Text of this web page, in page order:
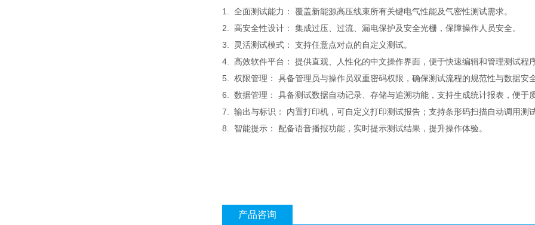
1. 全面测试能力： 覆盖新能源高压线束所有关键电气性能及气密性测试需求。
2. 高安全性设计： 集成过压、过流、漏电保护及安全光栅，保障操作人员安全。
3. 灵活测试模式： 支持任意点对点的自定义测试。
4. 高效软件平台： 提供直观、人性化的中文操作界面，便于快速编辑和管理测试程序
5. 权限管理： 具备管理员与操作员双重密码权限，确保测试流程的规范性与数据安全
6. 数据管理： 具备测试数据自动记录、存储与追溯功能，支持生成统计报表，便于质
7. 输出与标识： 内置打印机，可自定义打印测试报告；支持条形码扫描自动调用测
8. 智能提示： 配备语音播报功能，实时提示测试结果，提升操作体验。
产品咨询